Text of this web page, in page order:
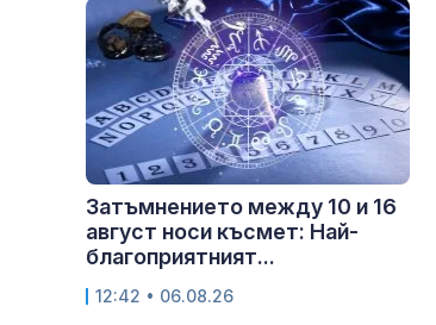
Затъмнението между 10 и 16
август носи късмет: Най-
благоприятният...
12:42 • 06.08.26